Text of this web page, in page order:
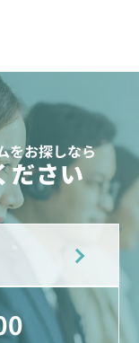
をお探しなら
ださい